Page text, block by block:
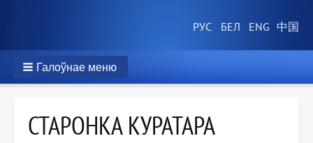
Галоўнае меню
СТАРОНКА КУРАТАРА